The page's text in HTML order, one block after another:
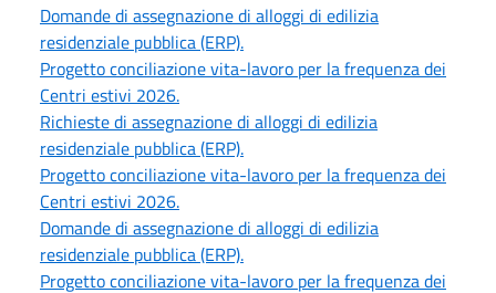
Domande di assegnazione di alloggi di edilizia
residenziale pubblica (ERP).
Progetto conciliazione vita-lavoro per la frequenza dei
Centri estivi 2026.
Richieste di assegnazione di alloggi di edilizia
residenziale pubblica (ERP).
Progetto conciliazione vita-lavoro per la frequenza dei
Centri estivi 2026.
Domande di assegnazione di alloggi di edilizia
residenziale pubblica (ERP).
Progetto conciliazione vita-lavoro per la frequenza dei